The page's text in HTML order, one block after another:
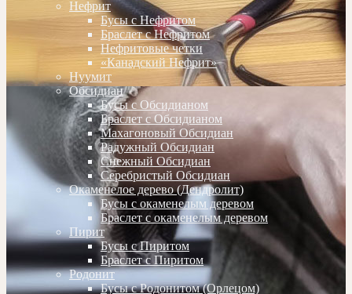
Нефрит
Бусы с Нефритом
Браслет с Нефритом
Нефритовые четки
«Канадский Нефрит»
Нуумит
Обсидиан
Бусы с Обсидианом
Браслет с Обсидианом
Махагоновый Обсидиан
Радужный Обсидиан
Снежный Обсидиан
Серебристый Обсидиан
Окаменелое дерево (Дендролит)
Бусы с окаменелым деревом
Браслет с окаменелым деревом
Пирит
Бусы с Пиритом
Браслет с Пиритом
Родонит
Бусы с Родонитом (Орлецом)